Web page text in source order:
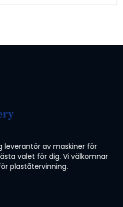
leverantör av maskiner för
valet för dig. Vi välkomnar
plaståtervinning.